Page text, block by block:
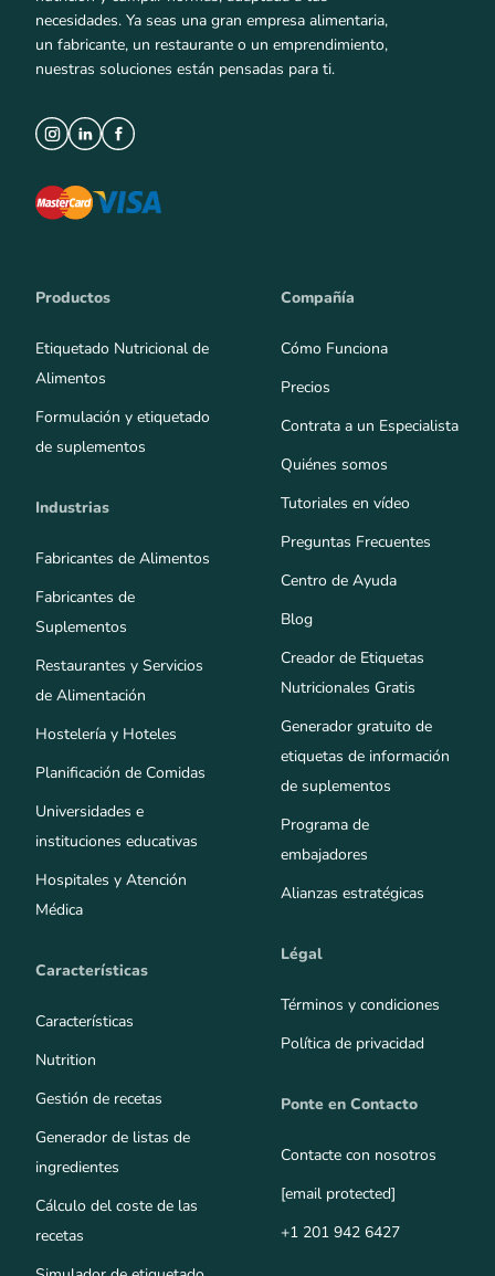
necesidades. Ya seas una gran empresa alimentaria,
un fabricante, un restaurante o un emprendimiento,
nuestras soluciones están pensadas para ti.
Productos
Etiquetado Nutricional de
Alimentos
Formulación y etiquetado
de suplementos
Industrias
Fabricantes de Alimentos
Fabricantes de
Suplementos
Restaurantes y Servicios
de Alimentación
Hostelería y Hoteles
Planificación de Comidas
Universidades e
instituciones educativas
Hospitales y Atención
Médica
Características
Características
Nutrition
Gestión de recetas
Generador de listas de
ingredientes
Cálculo del coste de las
recetas
Compañía
Cómo Funciona
Precios
Contrata a un Especialista
Quiénes somos
Tutoriales en vídeo
Preguntas Frecuentes
Centro de Ayuda
Blog
Creador de Etiquetas
Nutricionales Gratis
Generador gratuito de
etiquetas de información
de suplementos
Programa de
embajadores
Alianzas estratégicas
Légal
Términos y condiciones
Política de privacidad
Ponte en Contacto
Contacte con nosotros
[email protected]
+1 201 942 6427